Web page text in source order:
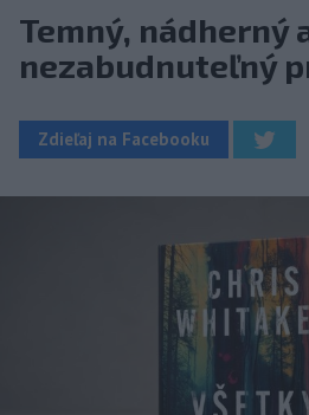
Temný, nádherný
nezabudnuteľný
Zdieľaj na Facebooku